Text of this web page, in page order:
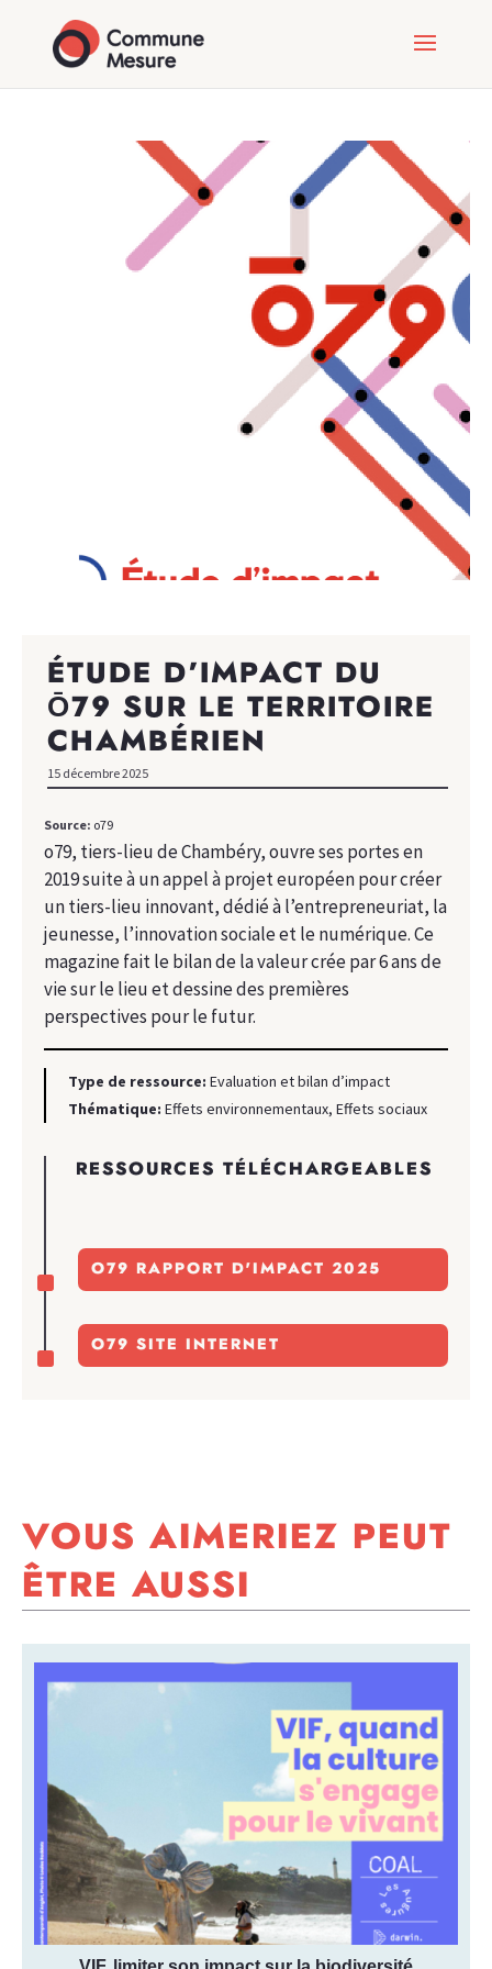
ÉTUDE D’IMPACT DU
Ō79 SUR LE TERRITOIRE
CHAMBÉRIEN
15 décembre 2025
Source: o79
o79, tiers-lieu de Chambéry, ouvre ses portes en
2019 suite à un appel à projet européen pour créer
un tiers-lieu innovant, dédié à l’entrepreneuriat, la
jeunesse, l’innovation sociale et le numérique. Ce
magazine fait le bilan de la valeur crée par 6 ans de
vie sur le lieu et dessine des premières
perspectives pour le futur.
Type de ressource: Evaluation et bilan d’impact
Thématique: Effets environnementaux, Effets sociaux
RESSOURCES TÉLÉCHARGEABLES
^ O79 RAPPORT D'IMPACT 2025
^ O79 SITE INTERNET
VOUS AIMERIEZ PEUT
ÊTRE AUSSI
VIF, pour Vivante Inspirante et Fertile, accompagne les
professionnel.le.s de la culture sur le champs de la
biodiversité. Courant 2025, VIF a publié 2 outils
accessibles et open-source, pour aider les organisations
culturelles à limiter leurs impacts sur la biodiversité,
intégrer le vivant dans leurs stratégies et projets : un
calculateur, outil d’auto-évaluation des […]
Type de ressource:
Guide et outil pour s'évaluer
Thématique:
Effets environnementaux